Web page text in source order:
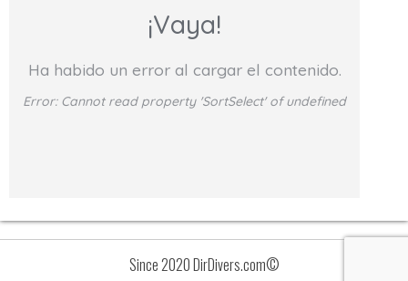
¡Vaya!
Ha habido un error al cargar el contenido.
Error: Cannot read property 'SortSelect' of undefined
Since 2020 DirDivers.com©